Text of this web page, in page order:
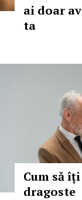
ai doar
ta
Cum să
dragoste